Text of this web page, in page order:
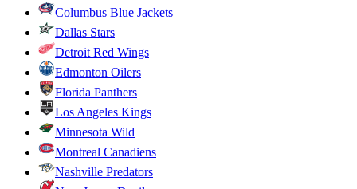
Columbus Blue Jackets
Dallas Stars
Detroit Red Wings
Edmonton Oilers
Florida Panthers
Los Angeles Kings
Minnesota Wild
Montreal Canadiens
Nashville Predators